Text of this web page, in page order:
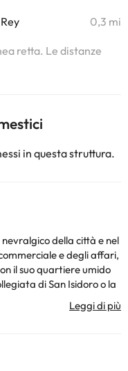
0,3 mi
retta. Le distanze
in questa struttura.
della città e nel
e degli affari,
il suo quartiere umido
di San Isidoro o la
ristrutturato nel
sue 62 camere,